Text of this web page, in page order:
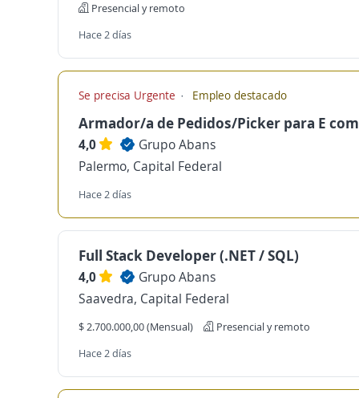
Presencial y remoto
Hace 2 días
Se precisa Urgente Empleo destacado
Armador/a de Pedidos/Picker para E
4,0
Grupo Abans
Palermo, Capital Federal
Hace 2 días
Full Stack Developer (.NET / SQL)
4,0
Grupo Abans
Saavedra, Capital Federal
$ 2.700.000,00 (Mensual)
Presencial y remoto
Hace 2 días